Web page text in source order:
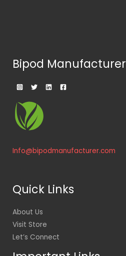
Bipod Manufacturer
Info@bipodmanufacturer.com
Quick Links
About Us
Visit Store
Let’s Connect